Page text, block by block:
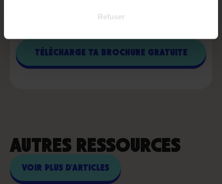
Refuser
En soumettant ce formulaire, j'accepte que les informations saisies soient
traitées par Snob Dog Academy dans le cadre de ma demande de contact
AUTRES RESSOURCES
VOIR PLUS D'ARTICLES